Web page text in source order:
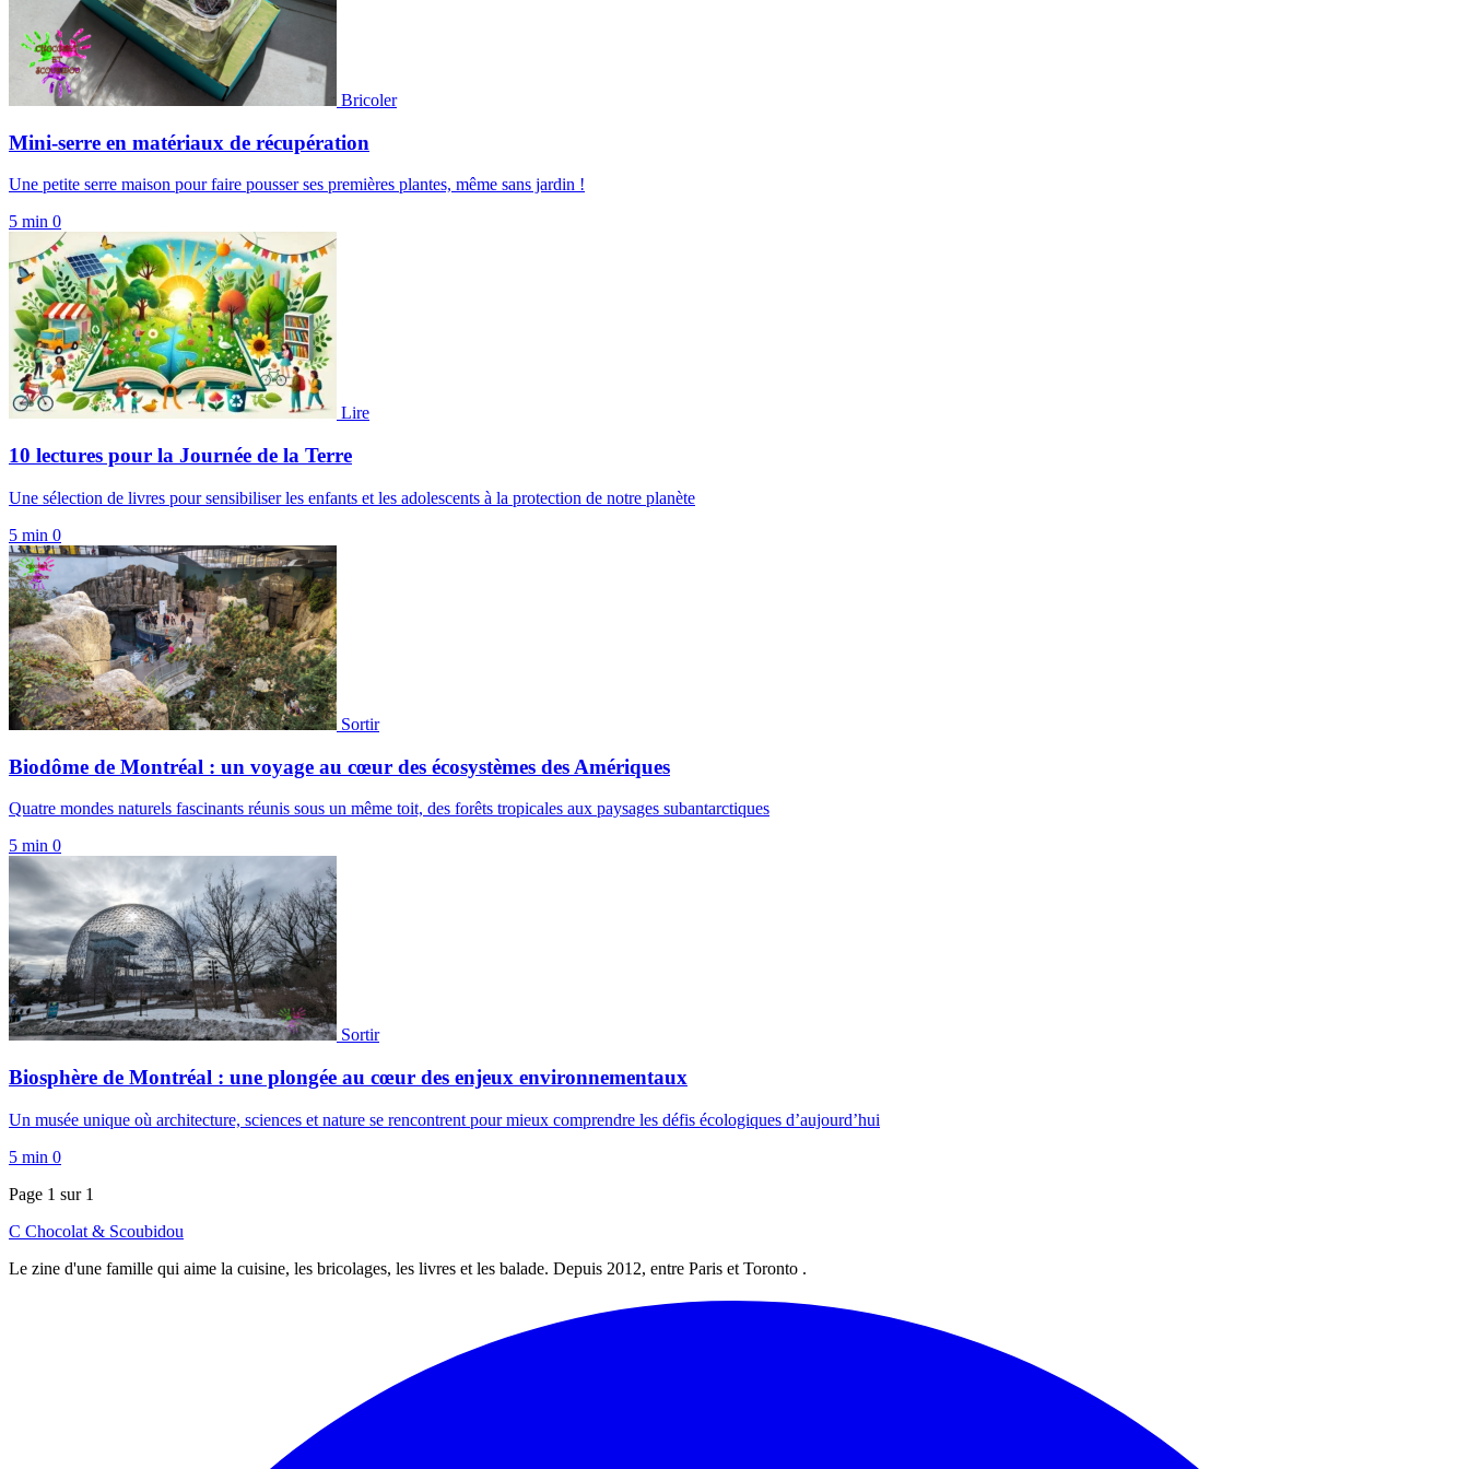
Bricoler
Mini-serre en matériaux de récupération
Une petite serre maison pour faire pousser ses premières plantes, même sans jardin !
5 min 0
Lire
10 lectures pour la Journée de la Terre
Une sélection de livres pour sensibiliser les enfants et les adolescents à la protection de notre planète
5 min 0
Sortir
Biodôme de Montréal : un voyage au cœur des écosystèmes des Amériques
Quatre mondes naturels fascinants réunis sous un même toit, des forêts tropicales aux paysages subantarctiques
5 min 0
Sortir
Biosphère de Montréal : une plongée au cœur des enjeux environnementaux
Un musée unique où architecture, sciences et nature se rencontrent pour mieux comprendre les défis écologiques d’aujourd’hui
5 min 0
Page 1 sur 1
C Chocolat & Scoubidou
Le zine d'une famille qui aime la cuisine, les bricolages, les livres et les balade. Depuis 2012, entre Paris et Toronto .